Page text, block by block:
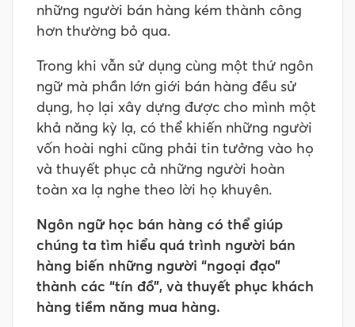
những người bán hàng kém thành công
hơn thường bỏ qua.
Trong khi vẫn sử dụng cùng một thứ ngôn
ngữ mà phần lớn giới bán hàng đều sử
dụng, họ lại xây dựng được cho mình một
khả năng kỳ lạ, có thể khiến những người
vốn hoài nghi cũng phải tin tưởng vào họ
và thuyết phục cả những người hoàn
toàn xa lạ nghe theo lời họ khuyên.
Ngôn ngữ học bán hàng có thể giúp
chúng ta tìm hiểu quá trình người bán
hàng biến những người “ngoại đạo”
thành các “tín đồ”, và thuyết phục khách
hàng tiềm năng mua hàng.